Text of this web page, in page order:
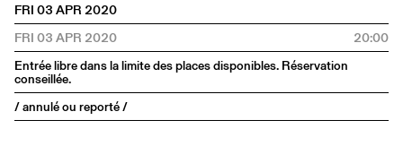
FRI 03 APR 2020
FRI 03 APR 2020
20:00
Entrée libre dans la limite des places disponibles. Réservation
conseillée.
/ annulé ou reporté /